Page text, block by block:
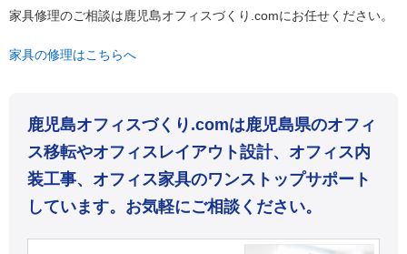
家具修理のご相談は鹿児島オフィスづくり.comにお任せください。
家具の修理はこちらへ
鹿児島オフィスづくり.comは鹿児島県のオフィ
ス移転やオフィスレイアウト設計、オフィス内
装工事、オフィス家具のワンストップサポート
しています。お気軽にご相談ください。